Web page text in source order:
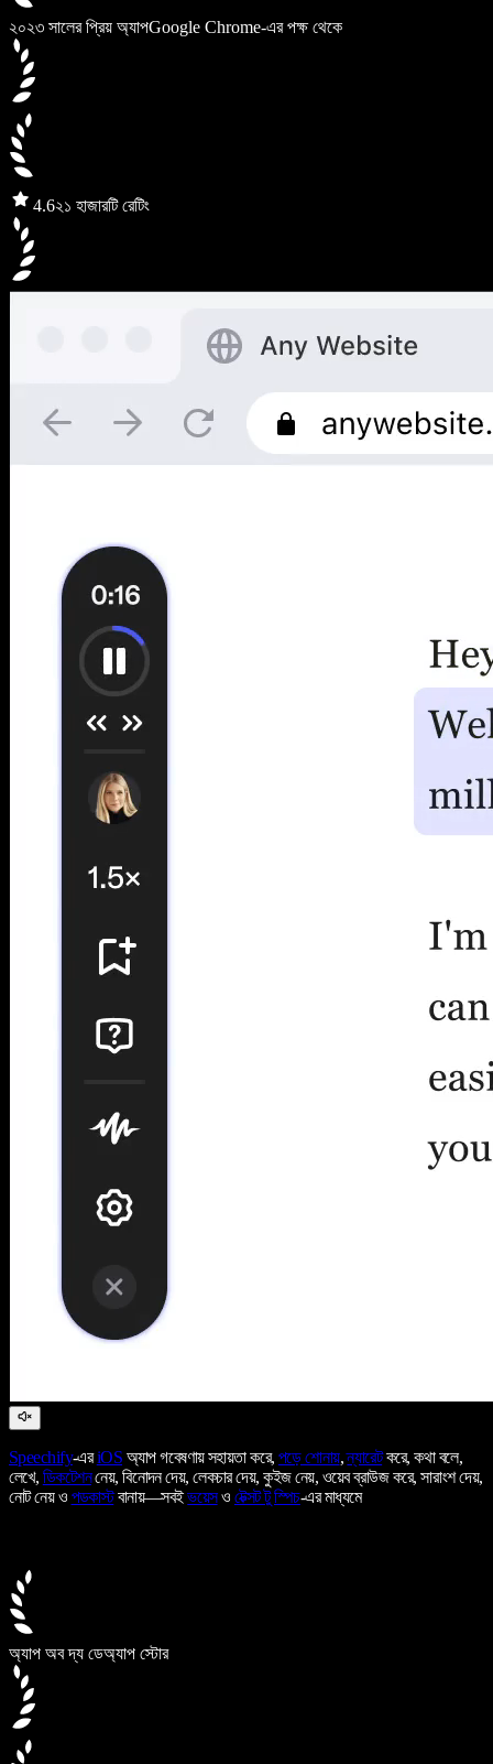
২০২৩ সালের প্রিয় অ্যাপGoogle Chrome-এর পক্ষ থেকে
4.6২১ হাজারটি রেটিং
Speechify-এরiOS অ্যাপ গবেষণায় সহায়তা করে, পড়ে শোনায়,ন্যারেটকরে, কথা বলে,
লেখে, ডিকটেশননেয়, বিনোদন দেয়, লেকচার দেয়, কুইজ নেয়, ওয়েব ব্রাউজ করে, সারাংশ দেয়,
নোট নেয় ও পডকাস্টবানায়—সবইভয়েসও টেক্সট টু স্পিচ-এর মাধ্যমে
অ্যাপ অব দ্য ডেঅ্যাপ স্টোর